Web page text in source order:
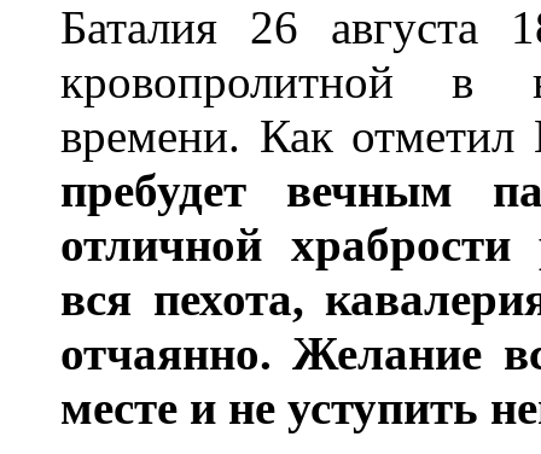
Баталия 26 августа
кровопролитной в
времени. Как
пребудет вечным
отличной храбрости
вся пехота,
отчаянно. Желание
месте и не уступить